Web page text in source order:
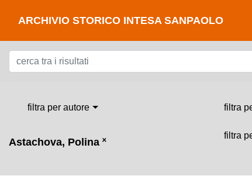
ARCHIVIO STORICO INTESA SANPAOLO
filtra per autore filtra
Astachova, Polina ˟
filtra